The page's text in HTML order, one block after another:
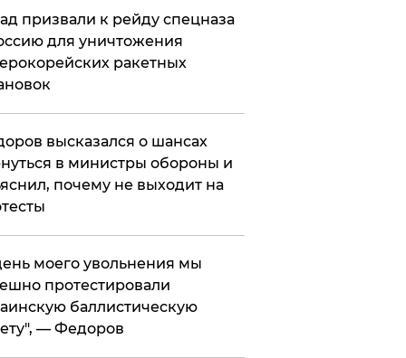
призвали к рейду спецназа
для уничтожения
ракетных
высказался о шансах
в министры обороны и
почему не выходит на
моего увольнения мы
протестировали
баллистическую
— Федоров